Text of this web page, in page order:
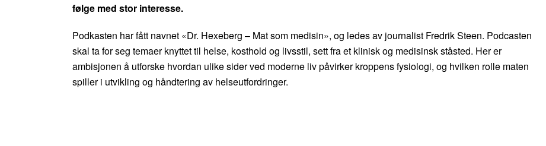
følge med stor interesse.
Podkasten har fått navnet «Dr. Hexeberg – Mat som medisin», og ledes av journalist Fredrik Steen. Podcasten
skal ta for seg temaer knyttet til helse, kosthold og livsstil, sett fra et klinisk og medisinsk ståsted. Her er
ambisjonen å utforske hvordan ulike sider ved moderne liv påvirker kroppens fysiologi, og hvilken rolle maten
spiller i utvikling og håndtering av helseutfordringer.